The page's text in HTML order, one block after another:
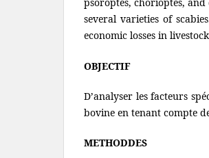
psoroptes, chorioptes,
several varieties of
economic losses in
OBJECTIF
D’analyser les facteurs
bovine en tenant compte
METHODDES